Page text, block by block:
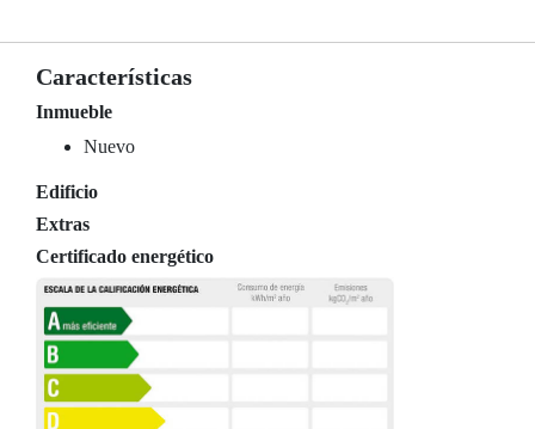
Características
Inmueble
Nuevo
Edificio
Extras
Certificado energético